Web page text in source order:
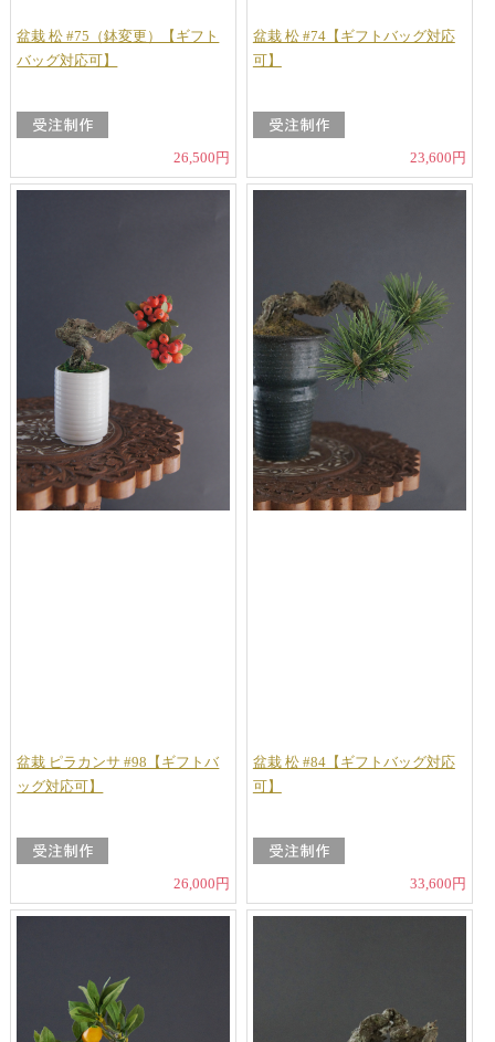
盆栽 松 #75（鉢変更）【ギフト
バッグ対応可】
26,500円
盆栽 松 #74【ギフトバッグ対応
可】
23,600円
盆栽 ピラカンサ #98【ギフトバ
ッグ対応可】
26,000円
盆栽 松 #84【ギフトバッグ対応
可】
33,600円